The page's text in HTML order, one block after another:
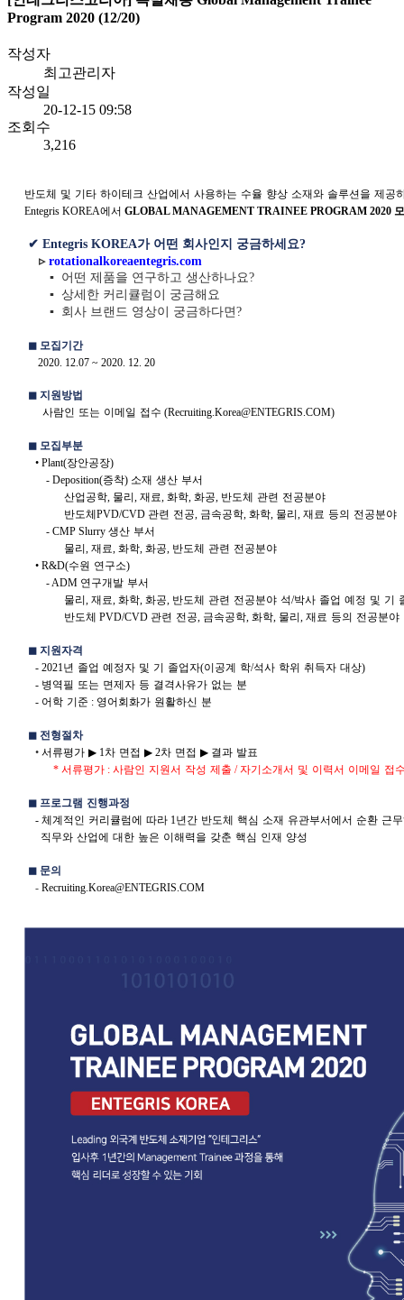
Program 2020 (12/20)
작성자
최고관리자
작성일
20-12-15 09:58
조회수
3,216
반도체 및 기타 하이테크 산업에서 사용하는 수율 향상 소재와 솔루션을 제공
Entegris KOREA에서 GLOBAL MANAGEMENT TRAINEE PROGRAM 2020
✔ ︎ Entegris KOREA가 어떤 회사인지 궁금하세요?
▹ rotationalkoreaentegris.com
▪︎ 어떤 제품을 연구하고 생산하나요?
▪︎ 상세한 커리큘럼이
궁금해요
▪︎ 회사 브랜드 영상이 궁금하다면?
◼ 모집기간
2020. 12.07 ~ 2020. 12. 20
◼ 지원방법
사람인 또는 이메일 접수 (Recruiting.Korea@ENTEGRIS.COM)
◼ 모집부분
• Plant(장안공장)
- Deposition(증착) 소재 생산 부서
산업공학, 물리 , 재료, 화학, 화공, 반도체 관련 전공분야
반도체 PVD/CVD 관련 전공, 금속공학, 화학, 물리 , 재료 등의 전공분야
- CMP Slurry 생산 부서
물리 , 재료, 화학, 화공, 반도체 관련 전공분야
• R&D(수원 연구소)
- ADM 연구개발 부서
물리 , 재료, 화학, 화공, 반도체 관련 전공분야 석/박사 졸업 예정 및 기
반도체 PVD/CVD 관련 전공, 금속공학, 화학, 물리 , 재료 등의 전공분야
◼ 지원자격
- 2021년 졸업 예정자 및 기 졸업자(이공계 학/석사 학위 취득자 대상)
- 병역필 또는 면제자 등 결격사유가 없는 분
- 어학 기준 : 영어회화가 원활하신 분
◼ 전형절차
• 서류평가 ▶ ︎ 1차 면접 ▶ ︎ 2차 면접 ▶ 결과 발표
* 서류평가 : 사람인 지원서 작성 제출 /자기소개서 및 이력서 이메일 접
◼ 프로그램 진행과정
- 체계적인 커리큘럼에 따라 1년간 반도체 핵심 소재 유관부서에서 순환 근
직무와 산업에 대한 높은 이해력을 갖춘 핵심 인재 양성
◼ 문의
- Recruiting.Korea@ENTEGRIS.COM